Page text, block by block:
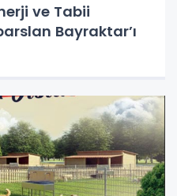
ve Tabii
Bayraktar’ı